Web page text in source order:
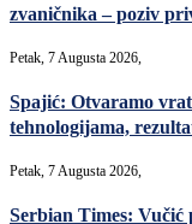
zvaničnika – poziv
Petak, 7 Augusta 2026,
Spajić: Otvaramo
tehnologijama,
Petak, 7 Augusta 2026,
Serbian Times: